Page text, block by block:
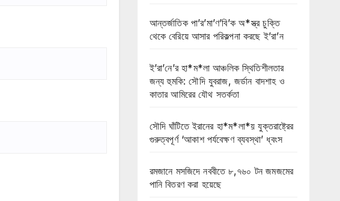
আন্তর্জাতিক পা’র’মা’ণ’বি’ক অ*স্ত্র চুক্তি
থেকে বেরিয়ে আসার পরিকল্পনা করছে ই’রা’ন
ই’রা’নে’র হা*ম*লা আঞ্চলিক স্থিতিশীলতার
জন্য হুমকি: সৌদি যুবরাজ, জর্ডান বাদশাহ ও
কাতার আমিরের যৌথ সতর্কতা
সৌদি ঘাঁটিতে ইরানের হা*ম*লা*য় যুক্তরাষ্ট্রের
গুরুত্বপূর্ণ ‘আকাশ পর্যবেক্ষণ ব্যবস্থা’ ধ্বংস
রমজানে মসজিদে নববীতে ৮,৭৬০ টন জমজমের
পানি বিতরণ করা হয়েছে